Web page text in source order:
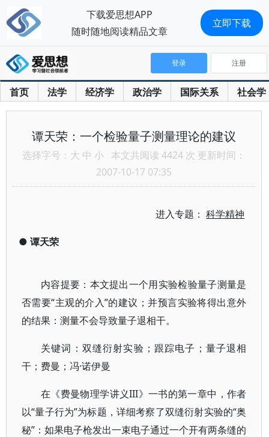
首页 法学 经济学 政治学 国际关系 社会学
登录 注册
谭天荣：一个检验量子测量理论的建议
选择字号： 大 中 小 本文共阅读 4424 次 更新时间：
2007-10-17 07:35
进入专题：科学精神
● 谭天荣
内容提要：本文提出一个用实验检验量子测量是
否需要“主观的介入”的建议；并预言实验将得出意外
的结果：测量不会导致量子退相干。
关键词：双缝衍射实验；跟踪电子；量子退相
干；费曼；冯·诺伊曼
在《费曼物理学讲义III》一书的第一章中，作者
以“量子行为”为标题，详细考察了双缝衍射实验的“奥
秘”：如果电子枪发出一束电子通过一个开有两条缝的
下载爱思想APP
随时随地阅读精品文章
立即下载